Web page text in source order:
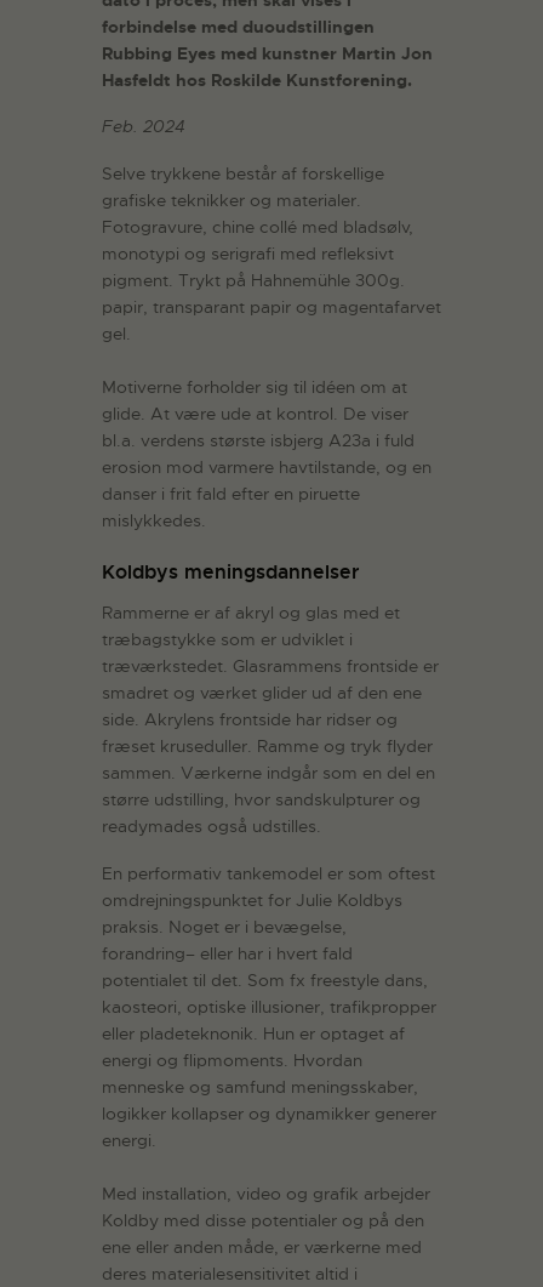
forbindelse med duoudstillingen
Rubbing Eyes med kunstner Martin Jon
Hasfeldt hos Roskilde Kunstforening.
Feb. 2024
Selve trykkene består af forskellige
grafiske teknikker og materialer.
Fotogravure, chine collé med bladsølv,
monotypi og serigrafi med refleksivt
pigment. Trykt på Hahnemühle 300g.
papir, transparant papir og magentafarvet
gel.
Motiverne forholder sig til idéen om at
glide. At være ude at kontrol. De viser
bl.a. verdens største isbjerg A23a i fuld
erosion mod varmere havtilstande, og en
danser i frit fald efter en piruette
mislykkedes.
Koldbys meningsdannelser
Rammerne er af akryl og glas med et
træbagstykke som er udviklet i
træværkstedet. Glasrammens frontside er
smadret og værket glider ud af den ene
side. Akrylens frontside har ridser og
fræset kruseduller. Ramme og tryk flyder
sammen. Værkerne indgår som en del en
større udstilling, hvor sandskulpturer og
readymades også udstilles.
En performativ tankemodel er som oftest
omdrejningspunktet for Julie Koldbys
praksis. Noget er i bevægelse,
forandring– eller har i hvert fald
potentialet til det. Som fx freestyle dans,
kaosteori, optiske illusioner, trafikpropper
eller pladeteknonik. Hun er optaget af
energi og flipmoments. Hvordan
menneske og samfund meningsskaber,
logikker kollapser og dynamikker generer
energi.
Med installation, video og grafik arbejder
Koldby med disse potentialer og på den
ene eller anden måde, er værkerne med
deres materialesensitivitet altid i